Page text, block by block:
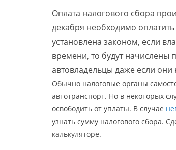
Оплата налогового сбора
декабря необходимо
установлена законом, если
времени, то будут начислены
автовладельцы даже если
Обычно налоговые органы
автотранспорт. Но в некоторых
освободить от уплаты. В случае
узнать сумму налогового сбора.
калькуляторе.